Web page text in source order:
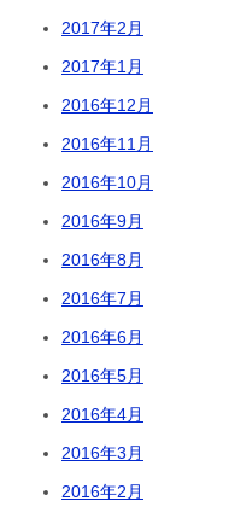
2017年2月
2017年1月
2016年12月
2016年11月
2016年10月
2016年9月
2016年8月
2016年7月
2016年6月
2016年5月
2016年4月
2016年3月
2016年2月